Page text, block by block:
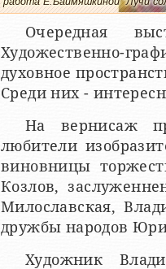
Очередная
Художественно-
духовное
Среди них -
На вернисаж
любители
виновницы
Козлов,
Милославская,
дружбы народов
Художник